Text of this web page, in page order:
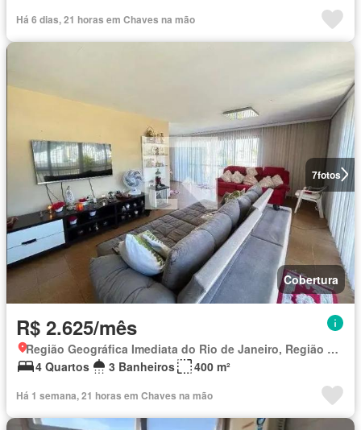
Há 6 dias, 21 horas em Chaves na mão
7fotos
Cobertura
R$ 2.625/mês
Região Geográfica Imediata do Rio de Janeiro, Região Metropolitana do Rio de Janeiro
4 Quartos
3 Banheiros 400 m²
Há 1 semana, 21 horas em Chaves na mão